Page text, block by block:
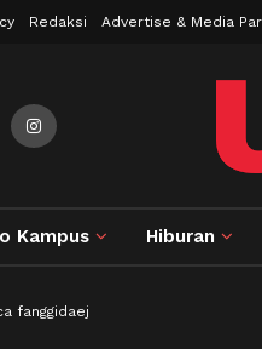
Redaksi Advertise & Media
Kampus Hiburan
fanggidaej